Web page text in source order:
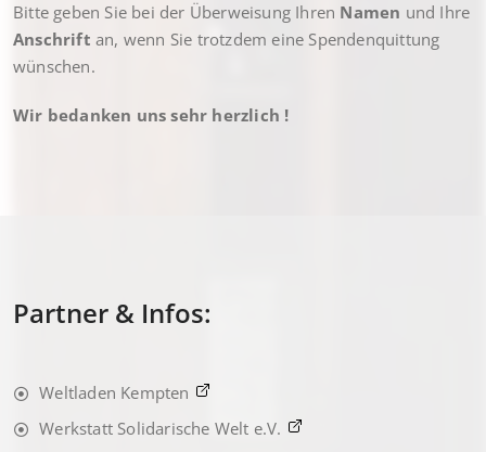
Bitte geben Sie bei der Überweisung Ihren Namen und Ihre
Anschrift an, wenn Sie trotzdem eine Spendenquittung
wünschen.
Wir bedanken uns sehr herzlich !
Partner & Infos:
Weltladen Kempten
Werkstatt Solidarische Welt e.V.